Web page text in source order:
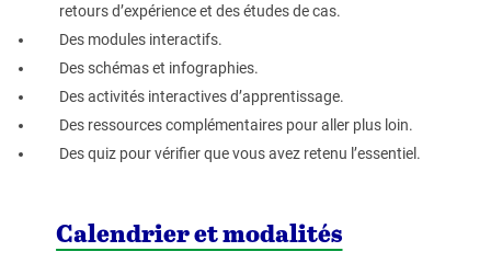
retours d’expérience et des études de cas.
Des modules interactifs.
Des schémas et infographies.
Des activités interactives d’apprentissage.
Des ressources complémentaires pour aller plus loin.
Des quiz pour vérifier que vous avez retenu l’essentiel.
Calendrier et modalités